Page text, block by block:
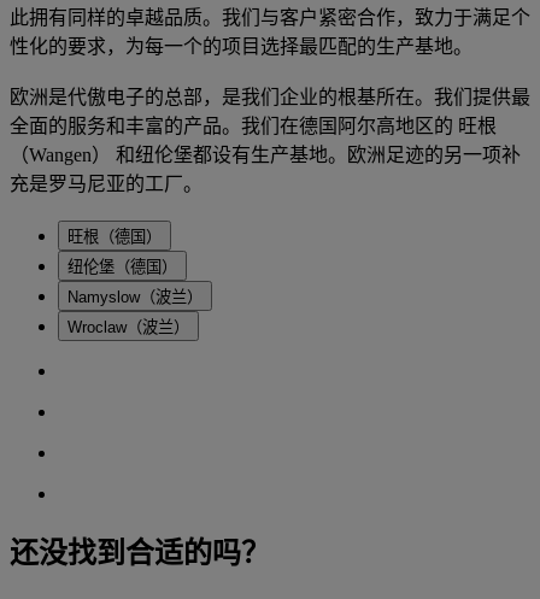
此拥有同样的卓越品质。我们与客户紧密合作，致力于满足个
性化的要求，为每一个的项目选择最匹配的生产基地。
欧洲是代傲电子的总部，是我们企业的根基所在。我们提供最
全面的服务和丰富的产品。我们在德国阿尔高地区的 旺根
（Wangen） 和纽伦堡都设有生产基地。欧洲足迹的另一项补
充是罗马尼亚的工厂。
旺根（德国）
纽伦堡（德国）
Namyslow（波兰）
Wroclaw（波兰）
还没找到合适的吗？